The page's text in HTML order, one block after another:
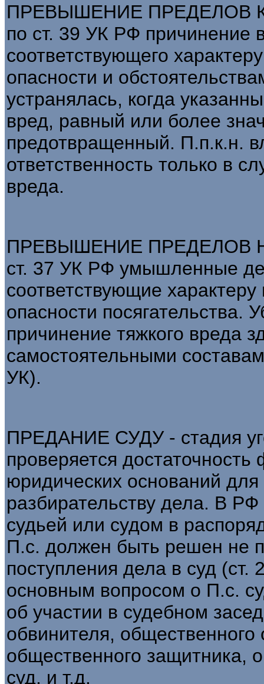
ПРЕВЫШЕНИЕ ПРЕДЕЛОВ
по ст. 39 УК РФ причинение
соответствующего
опасности и
устранялась, когда
вред, равный или более
предотвращенный. П.п.к.н.
ответственность только в
вреда.
ПРЕВЫШЕНИЕ ПРЕДЕЛОВ
ст. 37 УК РФ умышленные
соответствующие
опасности
причинение тяжкого вреда
самостоятельными
УК).
ПРЕДАНИЕ СУДУ - стадия
проверяется
юридических оснований
разбирательству дела. В
судьей или судом в
П.с. должен быть решен не
поступления дела в суд
основным вопросом о П.с.
об участии в судебном
обвинителя,
общественного защитника,
суд, и т.д.